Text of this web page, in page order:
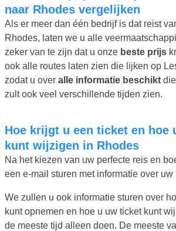
naar Rhodes vergelijken
Als er meer dan één bedrijf is dat reist
Rhodes, laten we u alle
zeker van te zijn dat u onze beste prijs
ook alle routes laten zien die lijken op
zodat u over alle informatie beschikt
zult ook veel verschillende tijden zien.
Hoe krijgt u een ticket en hoe u uw ticket
kunt wijzigen in Rhodes
Na het kiezen van uw perfecte reis en
een e-mail sturen met informatie over uw
We zullen u ook informatie sturen over
kunt opnemen en hoe u uw ticket kunt
de meeste tijd alleen doen. De meeste